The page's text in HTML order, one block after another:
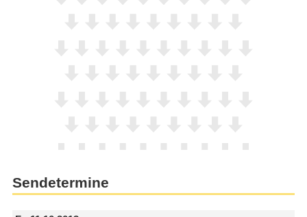
Sendetermine